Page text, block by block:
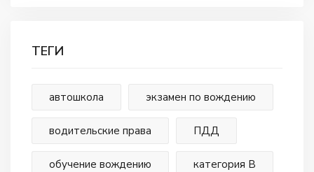
ТЕГИ
автошкола экзамен по вождению
водительские права ПДД
обучение вождению категория В